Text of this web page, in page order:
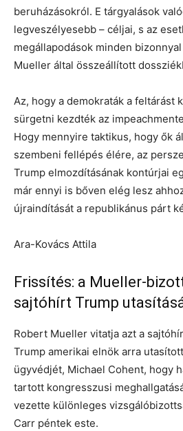
beruházásokról. E tárgyalások
legveszélyesebb – céljai, s az
megállapodások minden
Mueller által összeállított
Az, hogy a demokraták a feltárást
sürgetni kezdték az
Hogy mennyire taktikus, hogy ők
szembeni fellépés élére, az
Trump elmozdításának kontúrjai
már ennyi is bőven elég lesz
újraindítását a republikánus párt
Ara-Kovács Attila
Frissítés: a Mueller-
sajtóhírt Trump
Robert Mueller vitatja azt a
Trump amerikai elnök arra
ügyvédjét, Michael Cohent, hogy
tartott kongresszusi
vezette különleges
Carr péntek este.